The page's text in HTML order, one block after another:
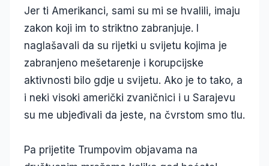
Jer ti Amerikanci, sami su mi se hvalili, imaju
zakon koji im to striktno zabranjuje. I
naglašavali da su rijetki u svijetu kojima je
zabranjeno mešetarenje i korupcijske
aktivnosti bilo gdje u svijetu. Ako je to tako, a
i neki visoki američki zvaničnici i u Sarajevu
su me ubjeđivali da jeste, na čvrstom smo tlu.
Pa prijetite Trumpovim objavama na